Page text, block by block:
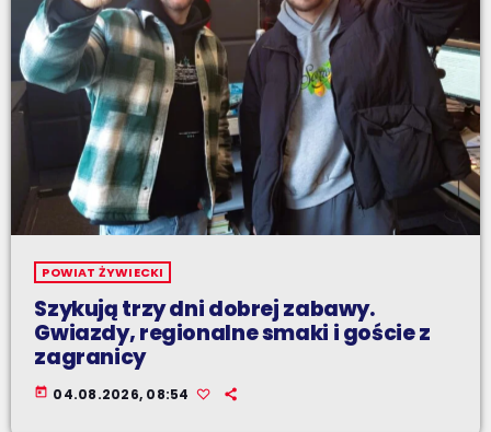
POWIAT ŻYWIECKI
Szykują trzy dni dobrej zabawy.
Gwiazdy, regionalne smaki i goście z
zagranicy
today 04.08.2026, 08:54